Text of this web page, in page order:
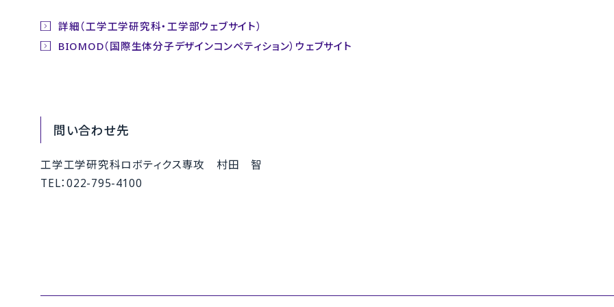
詳細（工学工学研究科・工学部ウェブサイト）
BIOMOD（国際生体分子デザインコンペティション）ウェブサイト
問い合わせ先
工学工学研究科ロボティクス専攻 村田 智
TEL：022-795-4100